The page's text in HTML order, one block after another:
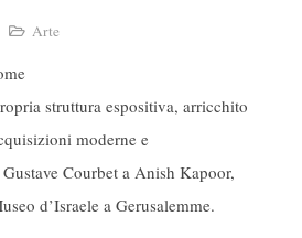
Arte
struttura espositiva, arricchito
moderne e
Courbet a Anish Kapoor,
d’Israele a Gerusalemme.